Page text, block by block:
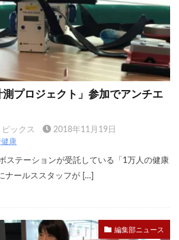
測プロジェクト」参加でアンチエ
ックス 2018年11月19日
康
ステーションが受託している「1万人の健康
ナールススタッフが […]
編集部ニュース